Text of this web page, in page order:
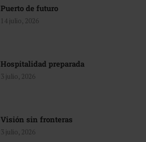
Puerto de futuro
14 julio, 2026
Hospitalidad preparada
3 julio, 2026
Visión sin fronteras
3 julio, 2026